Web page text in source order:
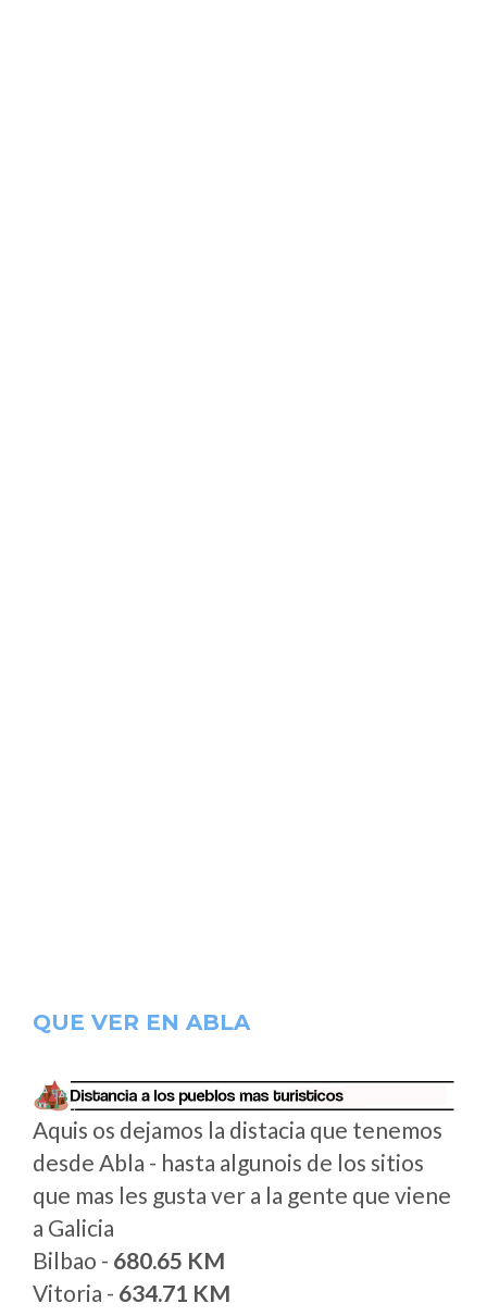
QUE VER EN ABLA
Aquis os dejamos la distacia que tenemos
desde Abla - hasta algunois de los sitios
que mas les gusta ver a la gente que viene
a Galicia
Bilbao - 680.65 KM
Vitoria - 634.71 KM